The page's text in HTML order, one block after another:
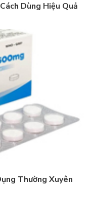
Dùng Hiệu Quả
Thường Xuyên